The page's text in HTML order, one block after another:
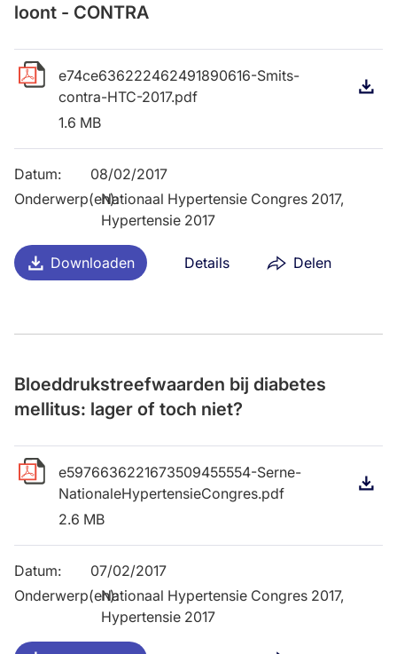
Downloaden Details Delen
loont - CONTRA
e74ce636222462491890616-Smits-
contra-HTC-2017.pdf
1.6 MB
Datum:
08/02/2017
Onderwerp(en):
Nationaal Hypertensie Congres 2017,
Hypertensie 2017
Bloeddrukstreefwaarden bij diabetes
mellitus: lager of toch niet?
e5976636221673509455554-Serne-
NationaleHypertensieCongres.pdf
2.6 MB
Datum:
07/02/2017
Onderwerp(en):
Nationaal Hypertensie Congres 2017,
Hypertensie 2017